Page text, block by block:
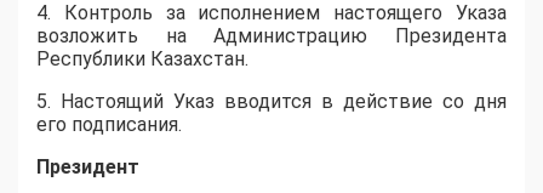
4. Контроль за исполнением настоящего Указа
возложить на Администрацию Президента
Республики Казахстан.
5. Настоящий Указ вводится в действие со дня
его подписания.
Президент